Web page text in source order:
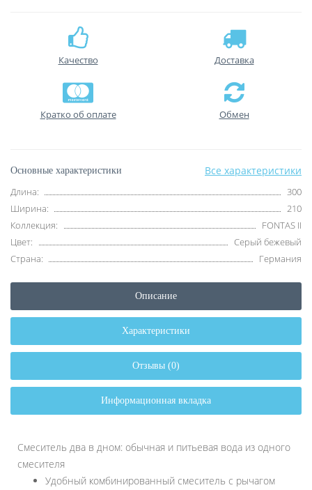
Качество Доставка
Кратко об оплате Обмен
Основные характеристики Все характеристики
Длина:
300
Ширина:
210
Коллекция:
FONTAS II
Цвет:
Серый бежевый
Страна:
Германия
Описание
Характеристики
Отзывы (0)
Информационная вкладка
Смеситель два в дном: обычная и питьевая вода из одного
смесителя
Удобный комбинированный смеситель с рычагом